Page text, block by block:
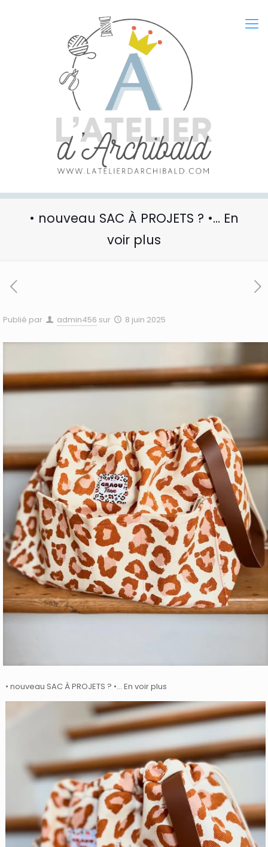
• nouveau SAC À PROJETS ? •… En
voir plus
Publié par admin456 sur 8 juin 2025
• nouveau SAC À PROJETS ? •… En voir plus